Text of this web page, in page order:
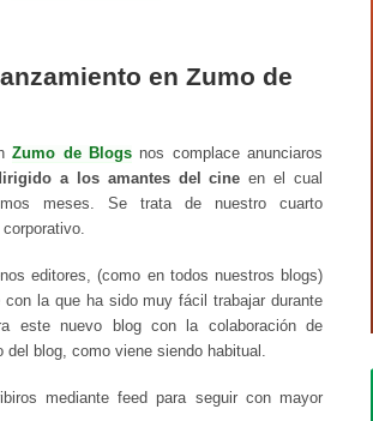
en Zumo de
Zumo de Blogs nos complace anunciaros
a los amantes del cine en el cual
meses. Se trata de nuestro cuarto
editores, (como en todos nuestros blogs)
la que ha sido muy fácil trabajar durante
este nuevo blog con la colaboración de
del blog, como viene siendo habitual.
mediante feed para seguir con mayor